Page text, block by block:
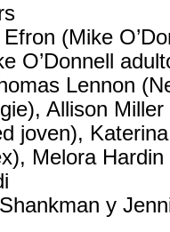
(Mike
O’Donnell
Lennon
Allison
joven),
Melora
y